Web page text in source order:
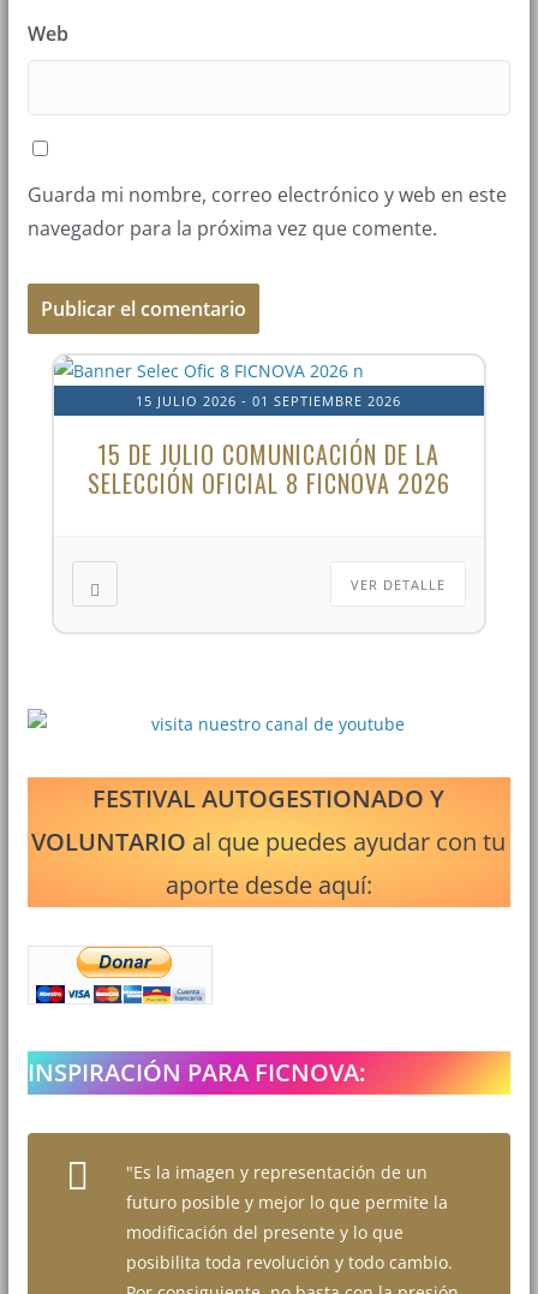
Web
Guarda mi nombre, correo electrónico y web en este
navegador para la próxima vez que comente.
15 JULIO 2026 - 01 SEPTIEMBRE 2026
15 DE JULIO COMUNICACIÓN DE LA
SELECCIÓN OFICIAL 8 FICNOVA 2026
VER DETALLE
FESTIVAL AUTOGESTIONADO Y
VOLUNTARIO al que puedes ayudar con tu
aporte desde aquí:
INSPIRACIÓN PARA FICNOVA:
"Es la imagen y representación de un
futuro posible y mejor lo que permite la
modificación del presente y lo que
posibilita toda revolución y todo cambio.